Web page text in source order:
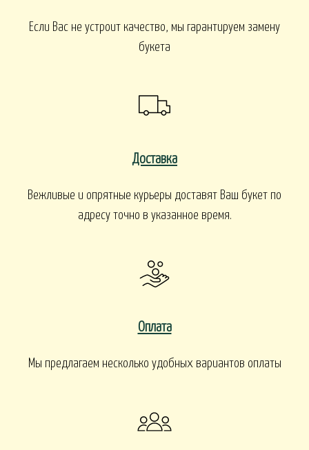
Если Вас не устроит качество, мы гарантируем замену
букета
Доставка
Вежливые и опрятные курьеры доставят Ваш букет по
адресу точно в указанное время.
Оплата
Мы предлагаем несколько удобных вариантов оплаты